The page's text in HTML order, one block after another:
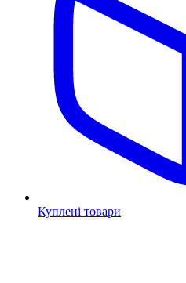
Куплені товари